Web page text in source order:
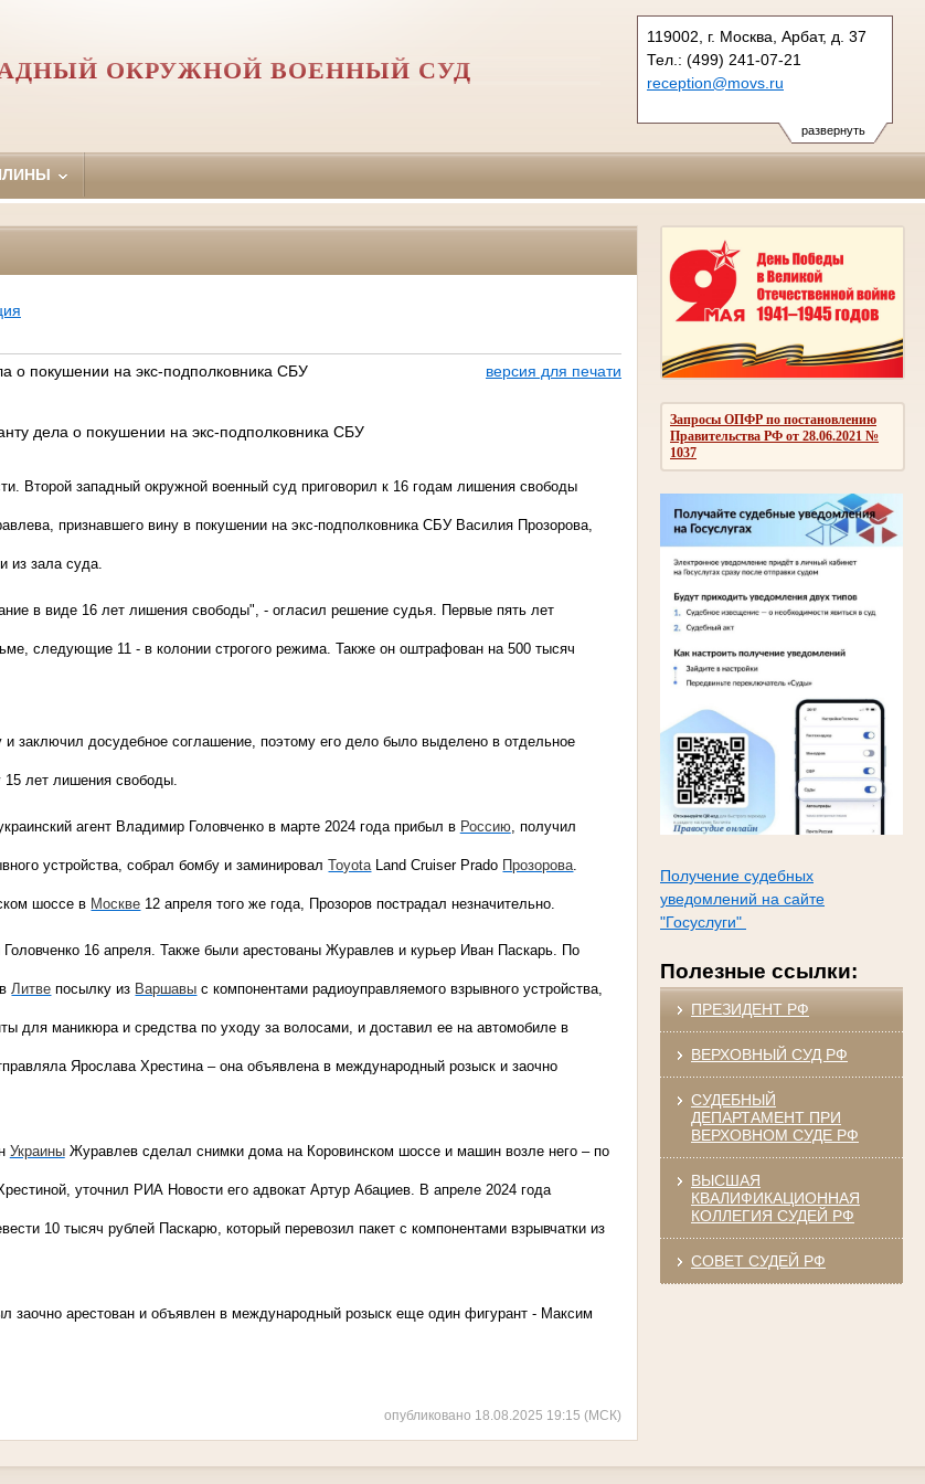
развернуть
119002, г. Москва, Арбат, д. 37
Тел.: (499) 241-07-21
reception@movs.ru
ОКРУЖНОЙ ВОЕННЫЙ СУД
Запросы ОПФР по постановлению
Правительства РФ от 28.06.2021 №
1037
Получение судебных
уведомлений на сайте
"Госуслуги"
Полезные ссылки:
ПРЕЗИДЕНТ РФ
ВЕРХОВНЫЙ СУД РФ
СУДЕБНЫЙ
ДЕПАРТАМЕНТ ПРИ
ВЕРХОВНОМ СУДЕ РФ
ВЫСШАЯ
КВАЛИФИКАЦИОННАЯ
КОЛЛЕГИЯ СУДЕЙ РФ
СОВЕТ СУДЕЙ РФ
о покушении на экс-подполковника СБУ
версия для печати
дела о покушении на экс-подполковника СБУ
Второй западный окружной военный суд приговорил к 16 годам лишения свободы
признавшего вину в покушении на экс-подполковника СБУ Василия Прозорова,
из зала суда.
в виде 16 лет лишения свободы", - огласил решение судья. Первые пять лет
следующие 11 - в колонии строгого режима. Также он оштрафован на 500 тысяч
заключил досудебное соглашение, поэтому его дело было выделено в отдельное
15 лет лишения свободы.
агент Владимир Головченко в марте 2024 года прибыл в Россию, получил
устройства, собрал бомбу и заминировалToyota Land Cruiser Prado Прозорова
шоссе в Москве 12 апреля того же года, Прозоров пострадал незначительно.
16 апреля. Также были арестованы Журавлев и курьер Иван Паскарь. По
Литве посылку из Варшавы с компонентами радиоуправляемого взрывного устройства,
для маникюра и средства по уходу за волосами, и доставил ее на автомобиле в
Ярослава Хрестина – она объявлена в международный розыск и заочно
УкраиныЖуравлев сделал снимки дома на Коровинском шоссе и машин возле него – по
уточнил РИА Новости его адвокат Артур Абациев. В апреле 2024 года
10 тысяч рублей Паскарю, который перевозил пакет с компонентами взрывчатки из
заочно арестован и объявлен в международный розыск еще один фигурант - Максим
опубликовано 18.08.2025 19:15 (МСК)